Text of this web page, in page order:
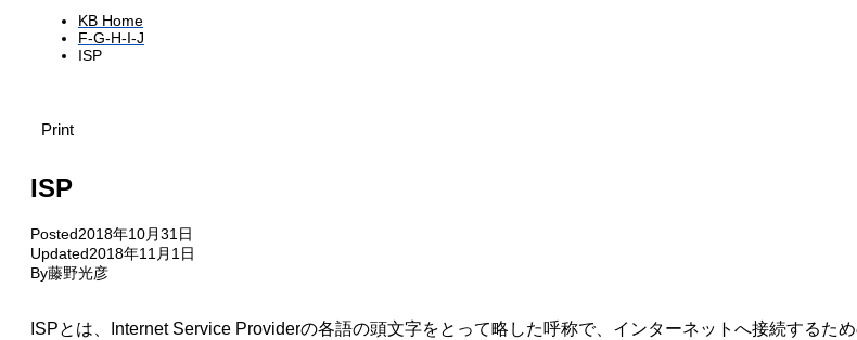
KB Home
F-G-H-I-J
ISP
Print
ISP
Posted2018年10月31日
Updated2018年11月1日
By藤野光彦
ISPとは、Internet Service Providerの各語の頭文字をとって略した呼称で、インターネットへ接続するた